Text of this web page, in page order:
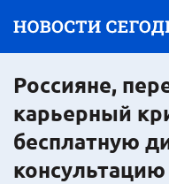
Россияне,
карьерный
бесплатную
консультацию